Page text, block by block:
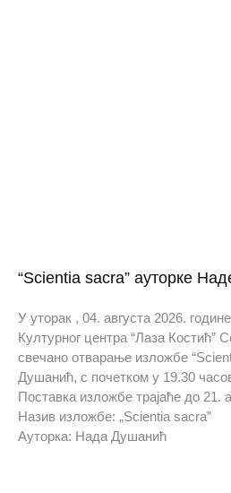
“Scientia sacra” ауторке
У уторак , 04. августа 2026.
Културног центра “Лаза Костић”
свечано отварање изложбе
Душанић, с почетком у 19.30
Поставка изложбе трајаће до 21.
Назив изложбе: „Scientia sacra”
Ауторка: Нада Душанић